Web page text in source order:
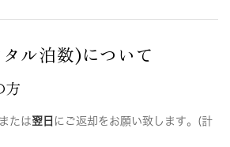
ル泊数)について
方
たは翌日 にご返却をお願い致します。(計